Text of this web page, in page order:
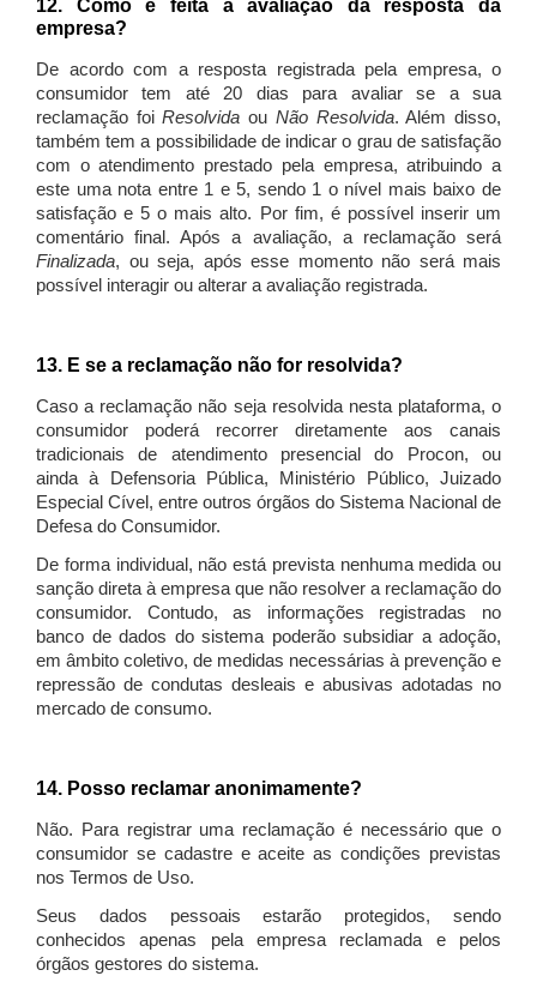
12. Como é feita a avaliação da resposta da
empresa?
De acordo com a resposta registrada pela empresa, o
consumidor tem até 20 dias para avaliar se a sua
reclamação foiResolvida ou Não Resolvida. Além disso,
também tem a possibilidade de indicar o grau de satisfação
com o atendimento prestado pela empresa, atribuindo a
este uma nota entre 1 e 5, sendo 1 o nível mais baixo de
satisfação e 5 o mais alto. Por fim, é possível inserir um
comentário final. Após a avaliação, a reclamação será
Finalizada, ou seja, após esse momento não será mais
possível interagir ou alterar a avaliação registrada.
13. E se a reclamação não for resolvida?
Caso a reclamação não seja resolvida nesta plataforma, o
consumidor poderá recorrer diretamente aos canais
tradicionais de atendimento presencial do Procon, ou
ainda à Defensoria Pública, Ministério Público, Juizado
Especial Cível, entre outros órgãos do Sistema Nacional de
Defesa do Consumidor.
De forma individual, não está prevista nenhuma medida ou
sanção direta à empresa que não resolver a reclamação do
consumidor. Contudo, as informações registradas no
banco de dados do sistema poderão subsidiar a adoção,
em âmbito coletivo, de medidas necessárias à prevenção e
repressão de condutas desleais e abusivas adotadas no
mercado de consumo.
14. Posso reclamar anonimamente?
Não. Para registrar uma reclamação é necessário que o
consumidor se cadastre e aceite as condições previstas
nos Termos de Uso.
Seus dados pessoais estarão protegidos, sendo
conhecidos apenas pela empresa reclamada e pelos
órgãos gestores do sistema.